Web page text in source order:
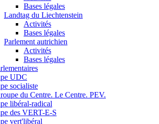
Bases légales
Landtag du Liechtenstein
Activités
Bases légales
Parlement autrichien
Activités
Bases légales
UDC
socialiste
du Centre. Le Centre. PEV.
libéral-radical
des VERT-E-S
vert'libéral